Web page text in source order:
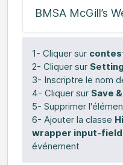
1- Cliquer sur
2- Cliquer sur
3- Inscriptre le nom
4- Cliquer sur Save
5- Supprimer
6- Ajouter la classe
wrapper input-
événement